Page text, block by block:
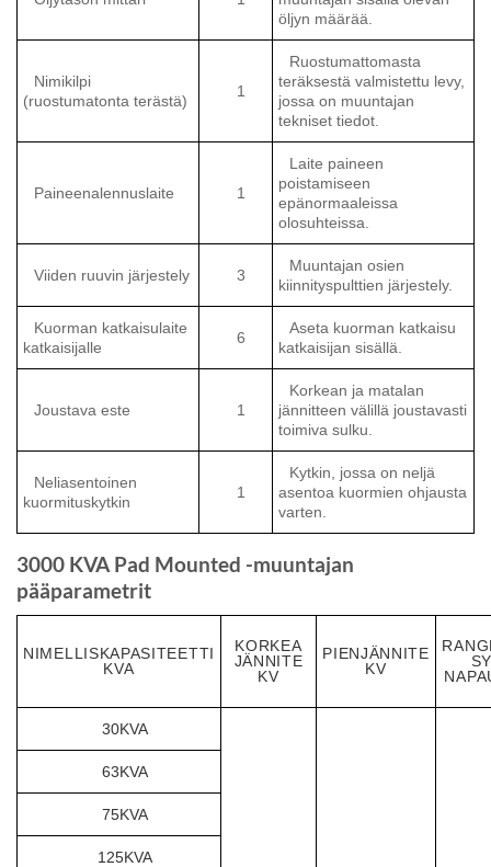
öljyn määrää.
Nimikilpi
(ruostumatonta terästä)
1
Ruostumattomasta
teräksestä valmistettu levy,
jossa on muuntajan
tekniset tiedot.
Paineenalennuslaite 1
Laite paineen
poistamiseen
epänormaaleissa
olosuhteissa.
Viiden ruuvin järjestely 3
Muuntajan osien
kiinnityspulttien järjestely.
Kuorman katkaisulaite
katkaisijalle
6
Aseta kuorman katkaisu
katkaisijan sisällä.
Joustava este 1
Korkean ja matalan
jännitteen välillä joustavasti
toimiva sulku.
Neliasentoinen
kuormituskytkin
1
Kytkin, jossa on neljä
asentoa kuormien ohjausta
varten.
3000 KVA Pad Mounted -muuntajan
pääparametrit
NIMELLISKAPASITEETTI
KVA
KORKEA
JÄNNITE
KV
PIENJÄNNITE
KV
30KVA
63KVA
75KVA
125KVA